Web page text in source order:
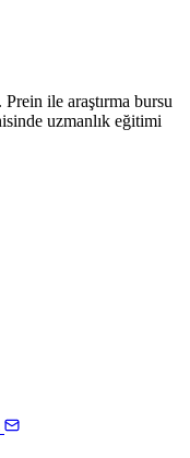
ile araştırma bursu
uzmanlık eğitimi